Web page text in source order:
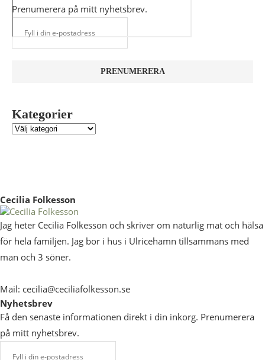
Prenumerera på mitt nyhetsbrev.
Kategorier
Cecilia Folkesson
Jag heter Cecilia Folkesson och skriver om naturlig mat och hälsa
för hela familjen. Jag bor i hus i Ulricehamn tillsammans med
man och 3 söner.
Mail: cecilia@ceciliafolkesson.se
Nyhetsbrev
Få den senaste informationen direkt i din inkorg. Prenumerera
på mitt nyhetsbrev.